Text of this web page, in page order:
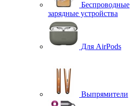
Беспроводные
зарядные устройства
Для AirPods
Выпрямители